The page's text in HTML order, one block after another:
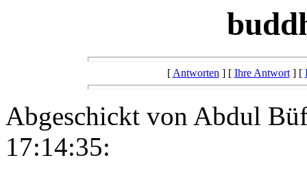
[Antworten] [ Ihre Antwort] [
Abgeschickt von Abdul
17:14:35: